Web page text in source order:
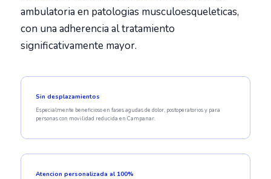
ambulatoria en patologias musculoesqueleticas,
con una adherencia al tratamiento
significativamente mayor.
Sin desplazamientos
Especialmente beneficioso en fases agudas de dolor, postoperatorios y para
personas con movilidad reducida en Campanar.
Atencion personalizada al 100%